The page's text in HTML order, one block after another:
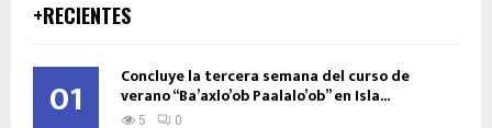
+RECIENTES
01 Concluye la tercera semana del curso de
verano “Ba’axlo’ob Paalalo’ob” en Isla...
5 0